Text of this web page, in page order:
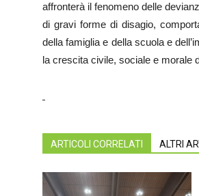
affronterà il fenomeno delle
di gravi forme di disagio,
della famiglia e della scuola e
la crescita civile, sociale e morale
ARTICOLI CORRELATI ALTRI